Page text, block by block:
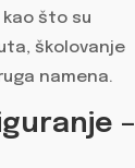
što su
školovanje
namena.
–